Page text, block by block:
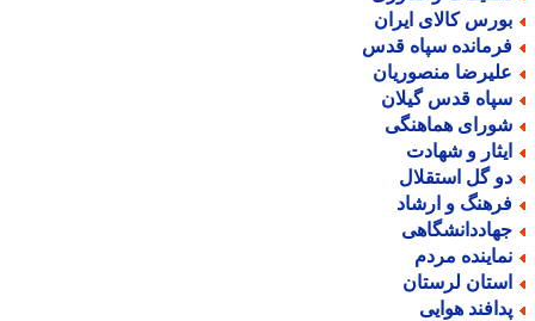
کالای ایران
سپاه قدس
منصوریان
قدس گیلان
هماهنگی
و شهادت
گل استقلال
و ارشاد
مردم
لرستان
هوایی